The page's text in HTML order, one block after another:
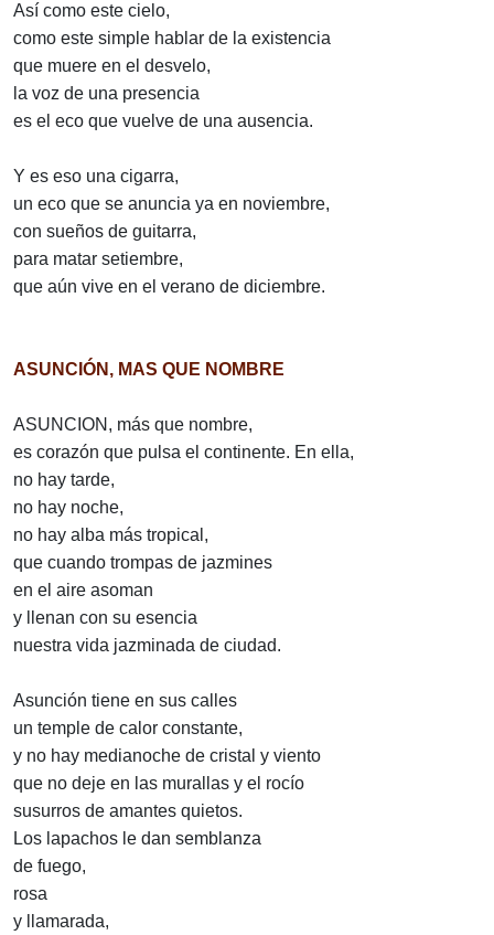
Así como este cielo,
como este simple hablar de la existencia
que muere en el desvelo,
la voz de una presencia
es el eco que vuelve de una ausencia.
Y es eso una cigarra,
un eco que se anuncia ya en noviembre,
con sueños de guitarra,
para matar setiembre,
que aún vive en el verano de diciembre.
ASUNCIÓN, MAS QUE NOMBRE
ASUNCION, más que nombre,
es corazón que pulsa el continente. En ella,
no hay tarde,
no hay noche,
no hay alba más tropical,
que cuando trompas de jazmines
en el aire asoman
y llenan con su esencia
nuestra vida jazminada de ciudad.
Asunción tiene en sus calles
un temple de calor constante,
y no hay medianoche de cristal y viento
que no deje en las murallas y el rocío
susurros de amantes quietos.
Los lapachos le dan semblanza
de fuego,
rosa
y llamarada,